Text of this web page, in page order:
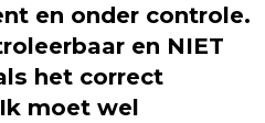
en onder controle.
en NIET
het correct
moet wel